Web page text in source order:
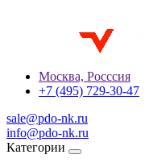
Москва, Росссия
+7 (495) 729-30-47
sale@pdo-nk.ru
info@pdo-nk.ru
Категории